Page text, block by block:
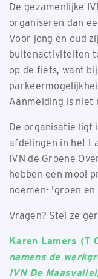
De gezamenlijke
organiseren dan
Voor jong en oud
buitenactiviteiten
op de fiets, want
Aanmelding is niet
De organisatie ligt
afdelingen in het
IVN de Groene
hebben een mooi
noemen- 'groen
Vragen? Stel ze
Karen Lamers (T
namens de
IVN De